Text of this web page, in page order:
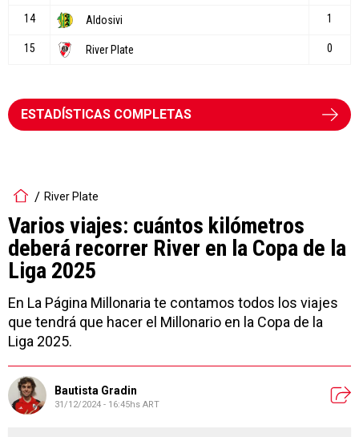
ESTADÍSTICAS COMPLETAS
River Plate
Varios viajes: cuántos kilómetros
deberá recorrer River en la Copa de la
Liga 2025
En La Página Millonaria te contamos todos los viajes
que tendrá que hacer el Millonario en la Copa de la
Liga 2025.
Bautista Gradin
31/12/2024 - 16:45hs ART